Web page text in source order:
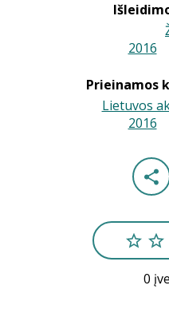
2016
Prieinamos
Lietuvos
2016
0